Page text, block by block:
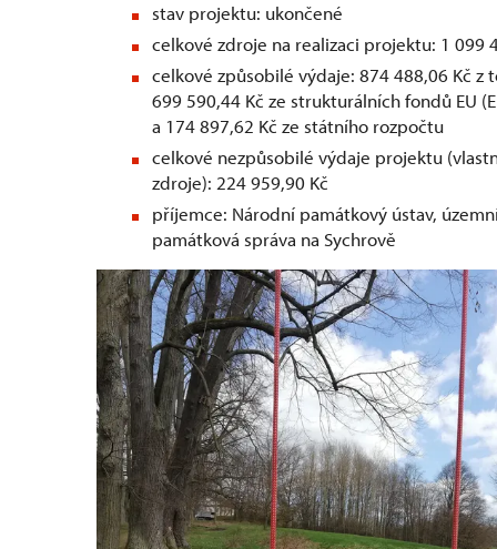
stav projektu: ukončené
celkové zdroje na realizaci projektu: 1 099
celkové způsobilé výdaje: 874 488,06 Kč z
699 590,44 Kč ze strukturálních fondů EU
a 174 897,62 Kč ze státního rozpočtu
celkové nezpůsobilé výdaje projektu
zdroje): 224 959,90 Kč
příjemce: Národní památkový ústav,
památková správa na Sychrově